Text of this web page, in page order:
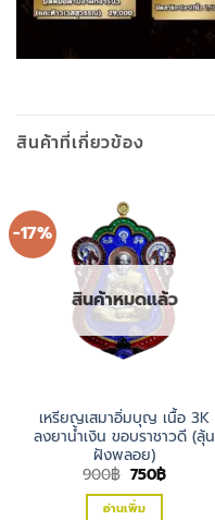
สินค้าที่เกี่ยวข้อง
-17%
สินค้าหมดแล้ว
เหรียญเสมาอิ่มบุญ เนื้อ 3K
ลงยาน้ำเงิน ขอบราชาวดี (ลุ้น
ฝังพลอย)
900฿ Original
price
was:
750฿Current
อ่านเพิ่ม